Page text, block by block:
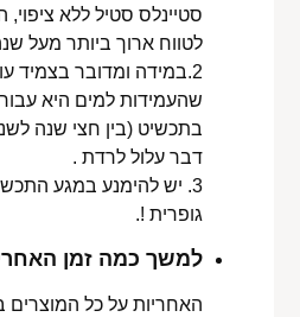
סטיינלס סטיל ללא
לטווח ארוך ביותר מעל
2.במידה ומדובר בצמיד
שהעמידות למים היא
בתכשיט (בין חצי שנה
דבר עלול לרדת .
3. יש להימנע במגע
גופרית !.
למשך כמה זמן
האחריות על כל